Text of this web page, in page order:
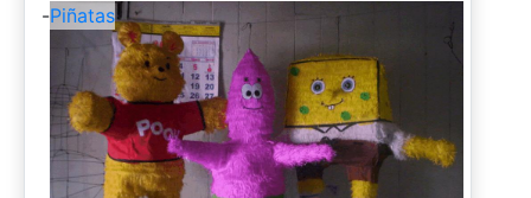
-Piñatas